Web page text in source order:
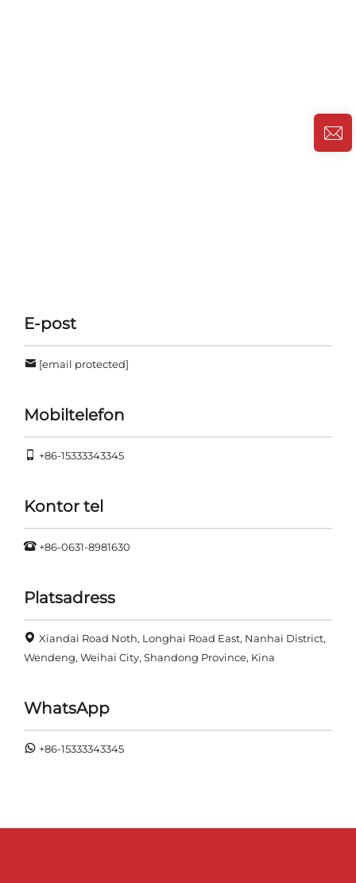
E-post
[email protected]
Mobiltelefon
+86-15333343345
Kontor tel
+86-0631-8981630
Platsadress
Xiandai Road Noth, Longhai Road East, Nanhai District,
Wendeng, Weihai City, Shandong Province, Kina
WhatsApp
+86-15333343345